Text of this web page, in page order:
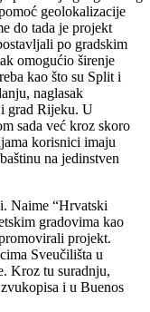
geolokalizacije
do tada je projekt
po gradskim
omogućio širenje
kao što su Split i
naglasak
grad Rijeku. U
sada već kroz skoro
korisnici imaju
na jedinstven
Naime “Hrvatski
gradovima kao
projekt.
Sveučilišta u
Kroz tu suradnju,
i u Buenos